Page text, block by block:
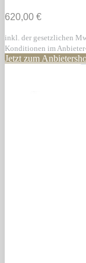
620,00 €
inkl. der gesetzlichen
Konditionen im
Jetzt zum